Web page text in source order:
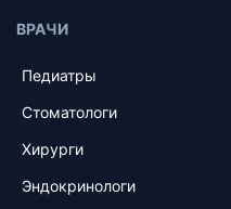
ВРАЧИ
Педиатры
Стоматологи
Хирурги
Эндокринологи